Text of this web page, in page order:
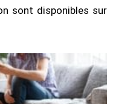
sont disponibles sur